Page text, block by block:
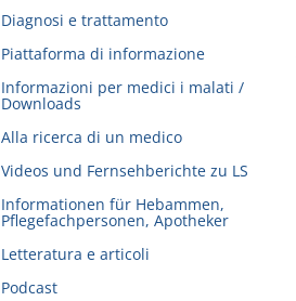
Diagnosi e trattamento
Piattaforma di informazione
Informazioni per medici i malati /
Downloads
Alla ricerca di un medico
Videos und Fernsehberichte zu LS
Informationen für Hebammen,
Pflegefachpersonen, Apotheker
Letteratura e articoli
Podcast